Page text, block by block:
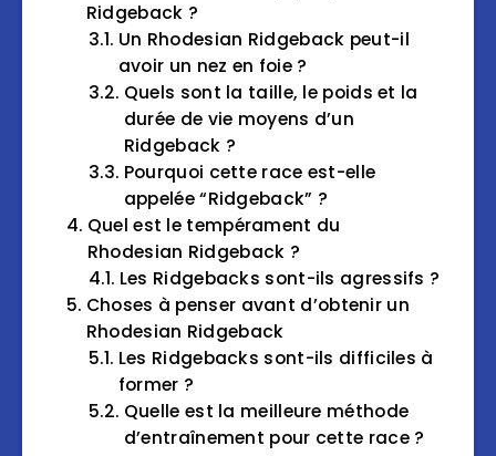
Ridgeback ?
Un Rhodesian Ridgeback peut-il
avoir un nez en foie ?
Quels sont la taille, le poids et la
durée de vie moyens d’un
Ridgeback ?
Pourquoi cette race est-elle
appelée “Ridgeback” ?
Quel est le tempérament du
Rhodesian Ridgeback ?
Les Ridgebacks sont-ils agressifs ?
Choses à penser avant d’obtenir un
Rhodesian Ridgeback
Les Ridgebacks sont-ils difficiles à
former ?
Quelle est la meilleure méthode
d’entraînement pour cette race ?